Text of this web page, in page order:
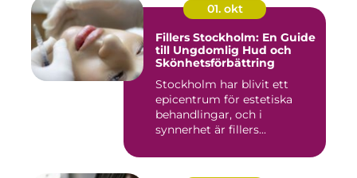
01. okt
Fillers Stockholm: En Guide
till Ungdomlig Hud och
Skönhetsförbättring
Stockholm har blivit ett
epicentrum för estetiska
behandlingar, och i
synnerhet är fillers...